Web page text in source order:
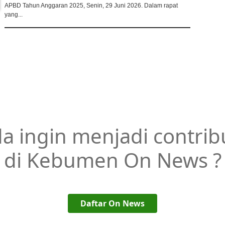
APBD Tahun Anggaran 2025, Senin, 29 Juni 2026. Dalam rapat
yang...
ingin menjadi
di Kebumen On News ?
Daftar On News